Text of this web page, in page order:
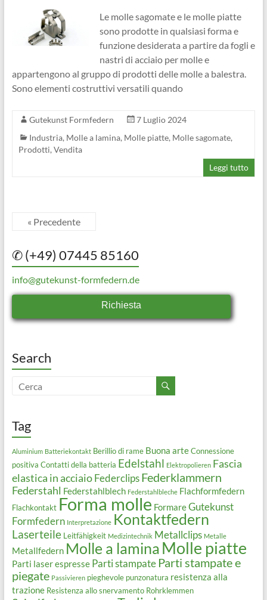
Le molle sagomate e le molle piatte
sono prodotte in qualsiasi forma e
funzione desiderata a partire da fogli e
nastri di acciaio per molle e
appartengono al gruppo di prodotti delle molle a balestra.
Sono elementi costruttivi versatili quando
Gutekunst Formfedern
7 Luglio 2024
Industria, Molle a lamina, Molle piatte, Molle sagomate,
Prodotti, Vendita
Leggi tutto
« Precedente
✆ (+49) 07445 85160
info@gutekunst-formfedern.de
Richiesta
Search
Tag
Aluminium Batteriekontakt Berillio di rame Buona arte Connessione
positiva Contatti della batteria Edelstahl Elektropolieren Fascia
elastica in acciaio Federclips Federklammern
Federstahl Federstahlblech Federstahlbleche Flachformfedern
Flachkontakt Forma molle FormareGutekunst
Formfedern Interpretazione Kontaktfedern
Laserteile Leitfähigkeit Medizintechnik Metallclips Metalle
Metallfedern Molle a lamina Molle piatte
Parti laser espresse Parti stampate Parti stampate e
piegate Passivieren pieghevole punzonatura resistenza alla
trazione Resistenza allo snervamento Rohrklemmen